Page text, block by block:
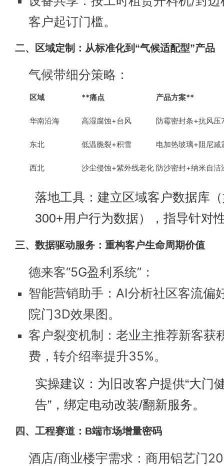
客户起订门槛。
二、区域定制：从标准化到“气候适配型”产品
气候带细分策略：
区域 **痛点 产品方案**
华南沿海 高湿腐蚀+台风 防霉密封条+抗风压
东北 低温脆裂+积雪 电加热玻璃+阻尼减
西北 沙尘侵蚀+紫外线老化 防沙密封+纳米自洁
落地工具：建立区域客户数据库
300+用户行为数据），指导针对
三、数据驱动服务：重构客户生命周期价值
德来客“5G盈利系统”：
智能营销助手：AI分析社区客流偏
院门3D效果图。
客户裂变机制：老业主推荐新客获
费，转介绍率提升35%。
实操建议：为旧改客户提供“大门
告”，绑定电动改装/翻新服务。
四、工程赛道：B端市场增量密码
酒店/商业楼宇需求：商用铝艺门